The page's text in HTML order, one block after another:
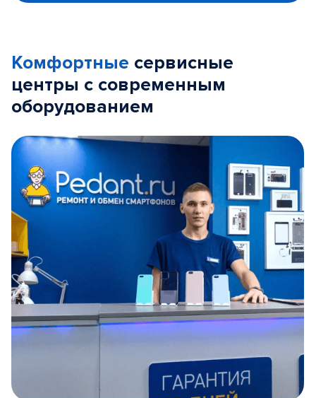
Комфортные сервисные
центры с современным
оборудованием